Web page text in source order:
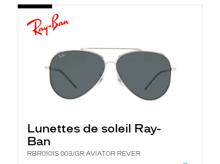
Lunettes de soleil Ray-
Ban
RBR0101S 003/GR AVIATOR REVER